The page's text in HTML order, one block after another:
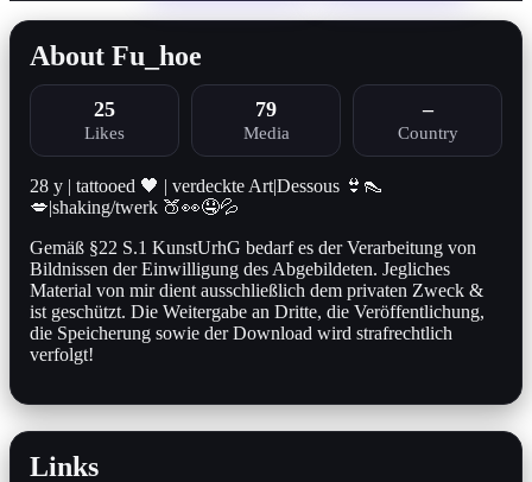
About Fu_hoe
25
Likes
79
Media
–
Country
28 y | tattooed 🖤 | verdeckte Art|Dessous 👙👠
💋|shaking/twerk 🍑👀🤤💦
Gemäß §22 S.1 KunstUrhG bedarf es der Verarbeitung von
Bildnissen der Einwilligung des Abgebildeten. Jegliches
Material von mir dient ausschließlich dem privaten Zweck &
ist geschützt. Die Weitergabe an Dritte, die Veröffentlichung,
die Speicherung sowie der Download wird strafrechtlich
verfolgt!
Links